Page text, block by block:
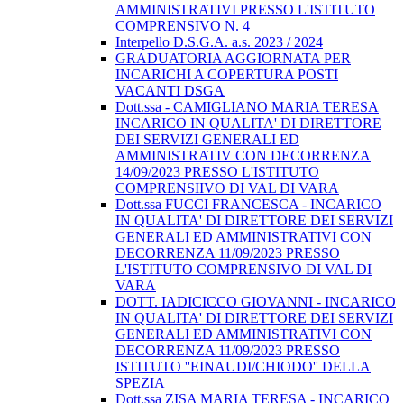
AMMINISTRATIVI PRESSO L'ISTITUTO
COMPRENSIVO N. 4
Interpello D.S.G.A. a.s. 2023 / 2024
GRADUATORIA AGGIORNATA PER
INCARICHI A COPERTURA POSTI
VACANTI DSGA
Dott.ssa - CAMIGLIANO MARIA TERESA
INCARICO IN QUALITA' DI DIRETTORE
DEI SERVIZI GENERALI ED
AMMINISTRATIV CON DECORRENZA
14/09/2023 PRESSO L'ISTITUTO
COMPRENSIIVO DI VAL DI VARA
Dott.ssa FUCCI FRANCESCA - INCARICO
IN QUALITA' DI DIRETTORE DEI SERVIZI
GENERALI ED AMMINISTRATIVI CON
DECORRENZA 11/09/2023 PRESSO
L'ISTITUTO COMPRENSIVO DI VAL DI
VARA
DOTT. IADICICCO GIOVANNI - INCARICO
IN QUALITA' DI DIRETTORE DEI SERVIZI
GENERALI ED AMMINISTRATIVI CON
DECORRENZA 11/09/2023 PRESSO
ISTITUTO ''EINAUDI/CHIODO'' DELLA
SPEZIA
Dott.ssa ZISA MARIA TERESA - INCARICO